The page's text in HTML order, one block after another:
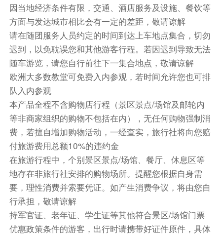
第10天
酒店内
牛肉汤
●【布达佩斯自由活动】（游览不少于2小时）,布
达佩斯有“东欧巴黎”和“多瑙河明珠”的美誉。重要
的名胜都位于多瑙河畔。多瑙河是隔绝布达和佩斯
这两座城市的惟一自然因素，但戏剧性的是，也正
是它，将这两座城市紧密的连结在一起。国会大
厦、博物馆、市政厅以及玛格丽特桥、链子桥、伊
丽莎白桥、自由桥、裴多菲桥等建筑蔚为壮观。
●【多瑙河游船】入内（游览不少于1小时）,多瑙
河是隔绝布达和佩斯这两座城市的惟一自然因素，
但戏剧性的是，也正是它，将这两座城市紧密的连
结在一起。游弋于多瑙河上，国会大厦、博物馆、
市政厅以及玛格丽特桥、链子桥、伊丽莎白桥、自
由桥、裴多菲桥等建筑逐一映入眼帘，蔚为壮观。
因当地经济条件有限，交通、酒店服务及设施、餐饮等
方面与发达城市相比会有一定的差距，敬请谅解
请在随团服务人员约定的时间到达上车地点集合，切勿
迟到，以免耽误您和其他游客行程。若因迟到导致无法
随车游览，请您自行前往下一集合地点，敬请谅解
欧洲大多数教堂可免费入内参观，若时间允许您也可排
队入内参观
本产品全程不含购物店行程（景区景点/场馆及邮轮内
等非商家组织的购物不包括在内），无任何购物强制消
费，若擅自增加购物活动，一经查实，旅行社将向您赔
付旅游费用总额10%的违约金
在旅游行程中，个别景区景点/场馆、餐厅、休息区等
地存在非旅行社安排的购物场所。提醒您根据自身需
要，理性消费并索要凭证。如产生消费争议，将由您自
行承担，敬请谅解
持军官证、老年证、学生证等其他符合景区/场馆门票
优惠政策条件的游客，出行时请携带好证件原件，具体